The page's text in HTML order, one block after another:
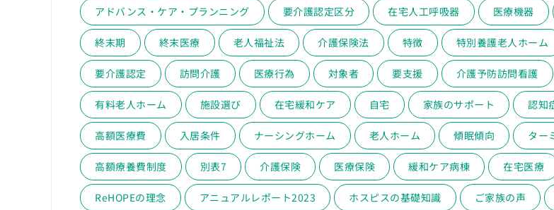
アドバンス・ケア・プランニング 要介護認定区分 在宅人工呼吸器 医療機器
終末期 終末医療 老人福祉法 介護保険法 特徴 特別養護老人ホーム
要介護認定 訪問介護 医療行為 対象者 要支援 介護予防訪問看護
有料老人ホーム 施設選び 在宅緩和ケア 自宅 家族のサポート 認知
高額医療費 入居条件 ナーシングホーム 老人ホーム 傾眠傾向 ター
高額療養費制度 別表7 介護保険 医療保険 緩和ケア病棟 在宅医療
ReHOPEの理念 アニュアルレポート2023 ホスピスの基礎知識 ご家族の声